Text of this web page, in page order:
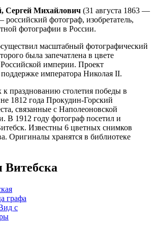
Сергей Михайлович (31 августа 1863 —
российский фотограф, изобретатель,
фотографии в России.
масштабный фотографический
была запечатлена в цвете
Российской империи. Проект
императора Николая II.
празднованию столетия победы в
1812 года Прокудин-Горский
связанные с Наполеоновской
В 1912 году фотограф посетил и
Известны 6 цветных снимков
Оригиналы хранятся в библиотеке